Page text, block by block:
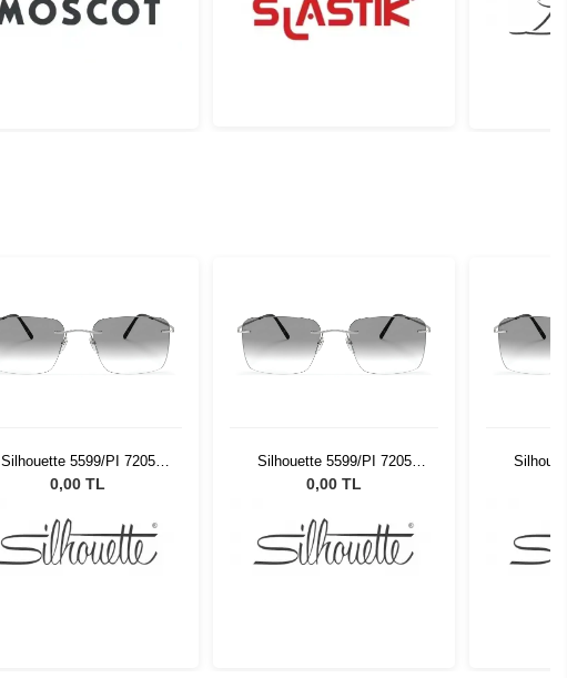
Silhouette 5599/PI 7205
56/19
0,00 TL
Silhouette 5599/PI 7205
56/19
0,00 TL